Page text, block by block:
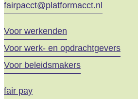
fairpacct@platformacct.nl
Voor werkenden
Voor werk- en opdrachtgevers
Voor beleidsmakers
fair pay